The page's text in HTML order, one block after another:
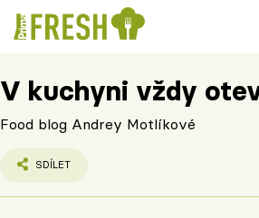
Trendy: Kuře Polévky k večeři
Česká kuchyně Čokoláda
V kuchyni vždy
Food blog Andrey Motlíkové
SDÍLET